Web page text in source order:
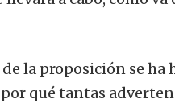
la proposición se ha
qué tantas